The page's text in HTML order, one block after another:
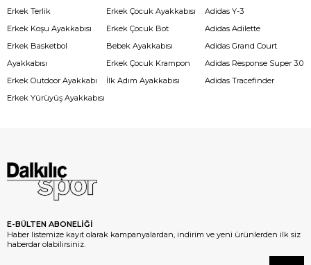
Erkek Terlik
Erkek Koşu Ayakkabısı
Erkek Basketbol
Ayakkabısı
Erkek Outdoor Ayakkabı
Erkek Yürüyüş Ayakkabısı
Erkek Çocuk Ayakkabısı
Erkek Çocuk Bot
Bebek Ayakkabısı
Erkek Çocuk Krampon
İlk Adım Ayakkabısı
Adidas Y-3
Adidas Adilette
Adidas Grand Court
Adidas Response Super 3.0
Adidas Tracefinder
E-BÜLTEN ABONELİĞİ
Haber listemize kayıt olarak kampanyalardan, indirim ve yeni ürünlerden ilk siz
haberdar olabilirsiniz.